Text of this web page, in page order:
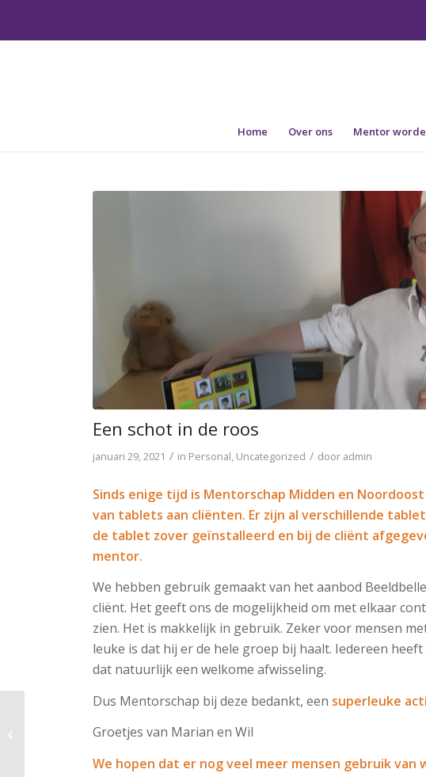
Home Over ons Mentor
Een schot in de roos
januari 29, 2021 / in Personal, Uncategorized / door admin
Sinds enige tijd is Mentorschap Midden en
van tablets aan cliënten. Er zijn al verschillende
de tablet zover geïnstalleerd en bij de cliënt
mentor.
We hebben gebruik gemaakt van het aanbod
cliënt. Het geeft ons de mogelijkheid om met elkaar
zien. Het is makkelijk in gebruik. Zeker voor mensen
leuke is dat hij er de hele groep bij haalt. Iedereen
dat natuurlijk een welkome afwisseling.
Dus Mentorschap bij deze bedankt, een superleuke
Groetjes van Marian en Wil
We hopen dat er nog veel meer mensen gebruik van
Vaccin Cliënten